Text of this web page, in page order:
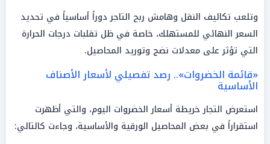
وتلعب تكاليف النقل وهامش ربح التاجر دوراً أساسياً في تحديد
السعر النهائي للمستهلك، خاصة في ظل تقلبات درجات الحرارة
التي تؤثر على معدلات نضج وتوريد المحاصيل.
«قائمة الخضروات».. رصد تفصيلي لأسعار الأصناف
الأساسية
استعرض التجار خريطة أسعار الخضروات اليوم، والتي أظهرت
استقراراً في بعض المحاصيل الورقية والأساسية، وجاءت كالتالي: